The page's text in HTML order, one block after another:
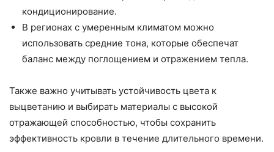
кондиционирование.
В регионах с умеренным климатом можно
использовать средние тона, которые обеспечат
баланс между поглощением и отражением тепла.
Также важно учитывать устойчивость цвета к
выцветанию и выбирать материалы с высокой
отражающей способностью, чтобы сохранить
эффективность кровли в течение длительного времени.